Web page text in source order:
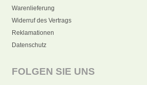
Warenlieferung
Widerruf des Vertrags
Reklamationen
Datenschutz
FOLGEN SIE UNS